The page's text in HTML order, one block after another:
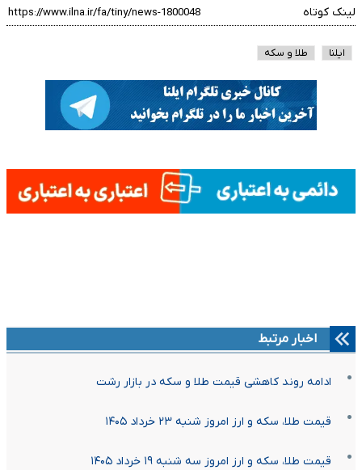
لینک کوتاه
ایلنا طلا و سکه
اخبار مرتبط
ادامه روند کاهشی قیمت طلا و سکه در بازار رشت
قیمت طلا، سکه و ارز امروز شنبه ۲۳ خرداد ۱۴۰۵
قیمت طلا، سکه و ارز امروز سه شنبه ۱۹ خرداد ۱۴۰۵